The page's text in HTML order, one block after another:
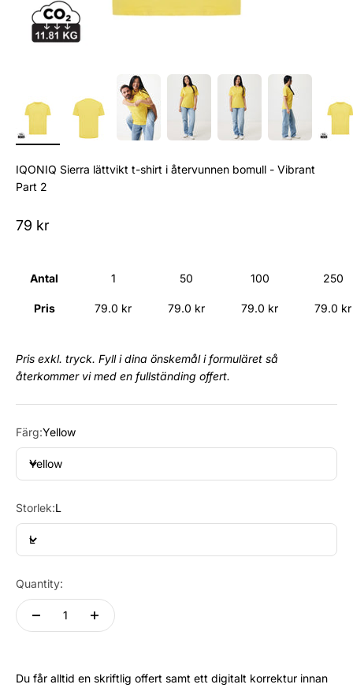
IQONIQ Sierra lättvikt t-shirt i återvunnen bomull - Vibrant
Part 2
Sale price
79 kr
Antal
Pris
1
79.0 kr
50
79.0 kr
100
79.0 kr
250
79.0 kr
Pris exkl. tryck. Fyll i dina önskemål i formuläret så
återkommer vi med en fullständing offert.
Färg:Yellow
Yellow
Storlek:L
L
Quantity:
Du får alltid en skriftlig offert samt ett digitalt korrektur innan